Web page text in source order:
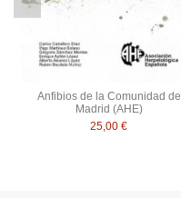
Anfibios de la Comunidad de
Madrid (AHE)
25,00 €